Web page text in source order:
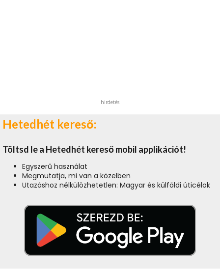
hirdetés
Hetedhét kereső:
Töltsd le a Hetedhét kereső mobil applikációt!
Egyszerű használat
Megmutatja, mi van a közelben
Utazáshoz nélkülözhetetlen: Magyar és külföldi úticélok